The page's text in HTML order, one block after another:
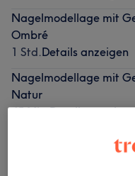
Nagelmodellage mit
Ombré
1 Std.Details anzeigen
Nagelmodellage mit
Natur
45 Min.Details
Nagelmodellage mit